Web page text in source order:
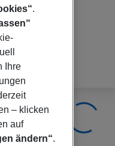
.
Ihre
– klicken
auf
ändern“.